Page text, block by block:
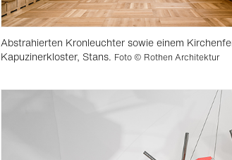
Abstrahierten Kronleuchter sowie einem
Kapuzinerkloster, Stans. Foto © Rothen Architektur